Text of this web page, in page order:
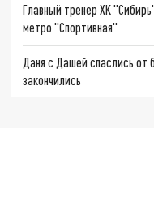
Главный тренер ХК
метро "Спортивная"
Даня с Дашей спаслись от
закончились